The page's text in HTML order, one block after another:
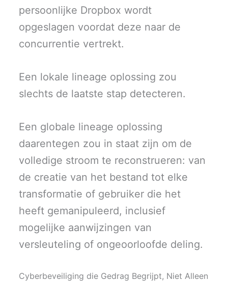
persoonlijke Dropbox wordt
opgeslagen voordat deze naar de
concurrentie vertrekt.
Een lokale lineage oplossing zou
slechts de laatste stap detecteren.
Een globale lineage oplossing
daarentegen zou in staat zijn om de
volledige stroom te reconstrueren: van
de creatie van het bestand tot elke
transformatie of gebruiker die het
heeft gemanipuleerd, inclusief
mogelijke aanwijzingen van
versleuteling of ongeoorloofde deling.
Cyberbeveiliging die Gedrag Begrijpt, Niet Alleen